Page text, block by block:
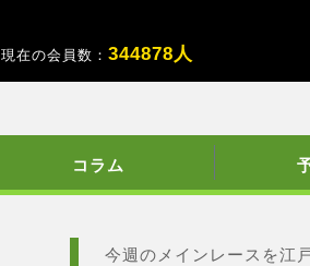
現在の会員数：344878人
コラム
今週のメインレースを江